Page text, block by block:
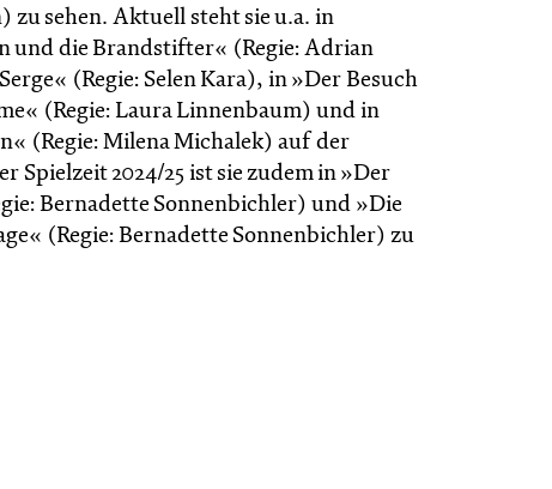
zu sehen. Aktuell steht sie u.a. in
und die Brandstifter« (Regie: Adrian
(Regie: Selen Kara), in »Der Besuch
(Regie: Laura Linnenbaum) und in
(Regie: Milena Michalek) auf der
Spielzeit 2024/25 ist sie zudem in »Der
Bernadette Sonnenbichler) und »Die
(Regie: Bernadette Sonnen­bichler) zu